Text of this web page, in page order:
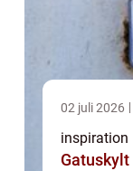
02 juli 2026
inspiration